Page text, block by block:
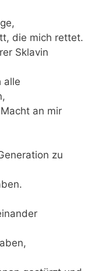
die mich rettet.
Sklavin
alle
an mir
zu